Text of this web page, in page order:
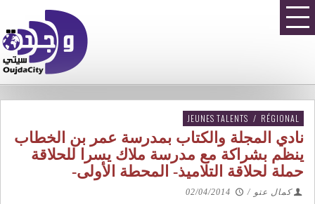
JEUNES TALENTS / RÉGIONAL
نادي المجلة والكتاب بمدرسة عمر بن الخطاب
ينظم بشراكة مع مدرسة ملاك يسرا للحلاقة
حملة لحلاقة التلاميذ- المحطة الأولى-‎
كمال عتو /
02/04/2014